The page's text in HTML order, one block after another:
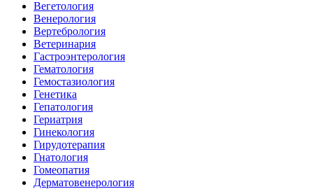
Вегетология
Венерология
Вертебрология
Ветеринария
Гастроэнтерология
Гематология
Гемостазиология
Генетика
Гепатология
Гериатрия
Гинекология
Гирудотерапия
Гнатология
Гомеопатия
Дерматовенерология